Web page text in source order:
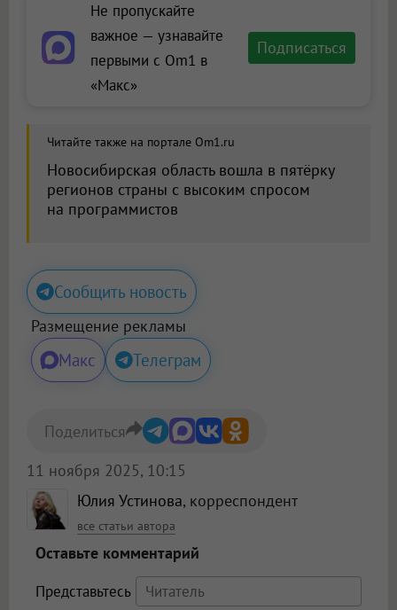
Не пропускайте
важное — узнавайте
первыми с Om1 в
«Макс»
Подписаться
Читайте также на портале Om1.ru
Новосибирская область вошла в пятёрку
регионов страны с высоким спросом
на программистов
Сообщить новость
Размещение рекламы
Макс Телеграм
Юлия Устинова, корреспондент
все статьи автора
11 ноября 2025, 10:15
Поделиться
Оставьте комментарий
Представьтесь